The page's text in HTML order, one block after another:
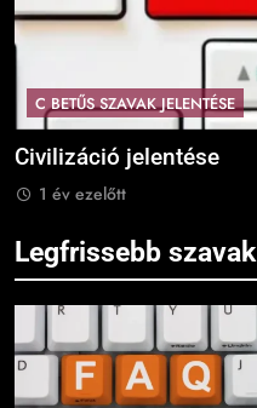
C BETŰS SZAVAK JELENTÉSE
Civilizáció jelentése
1 év ezelőtt
Legfrissebb szavak